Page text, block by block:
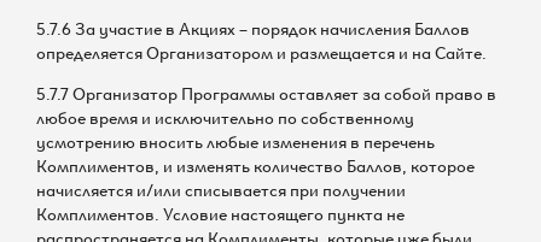
5.7.6 За участие в Акциях – порядок начисления Баллов
определяется Организатором и размещается и на Сайте.
5.7.7 Организатор Программы оставляет за собой право в
любое время и исключительно по собственному
усмотрению вносить любые изменения в перечень
Комплиментов, и изменять количество Баллов, которое
начисляется и/или списывается при получении
Комплиментов. Условие настоящего пункта не
распространяется на Комплименты, которые уже были